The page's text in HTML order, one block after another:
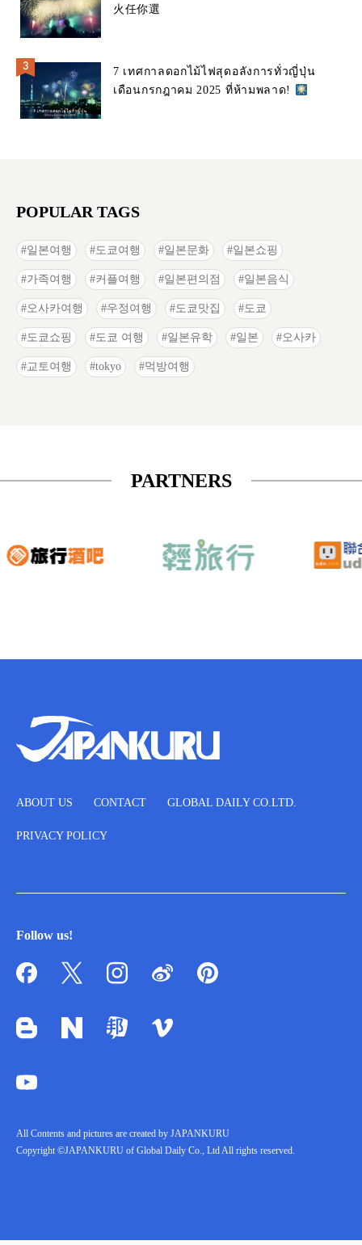
火任你選
7 เทศกาลดอกไม้ไฟสุดอลังการทั่วญี่ปุ่น
เดือนกรกฎาคม 2025 ที่ห้ามพลาด!
POPULAR TAGS
일본여행 도쿄여행 일본문화 일본쇼핑
가족여행 커플여행 일본편의점 일본음식
오사카여행 우정여행 도쿄맛집 도쿄
도쿄쇼핑 도쿄 여행 일본유학 일본 오사카
교토여행 tokyo 먹방여행
PARTNERS
ABOUT US CONTACT GLOBAL DAILY CO.LTD.
PRIVACY POLICY
Follow us!
All Contents and pictures are created by JAPANKURU
Copyright ©JAPANKURU of Global Daily Co., Ltd All rights reserved.